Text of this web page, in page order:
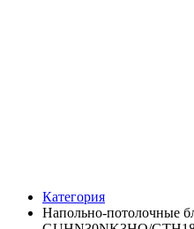
Категория
Напольно-потолочные